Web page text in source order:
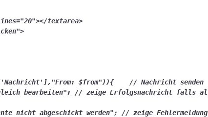
textarea>
$from")){    // Nachricht senden
bearbeiten"; // zeige Erfolgsnachricht falls
nicht abgeschickt werden"; // zeige